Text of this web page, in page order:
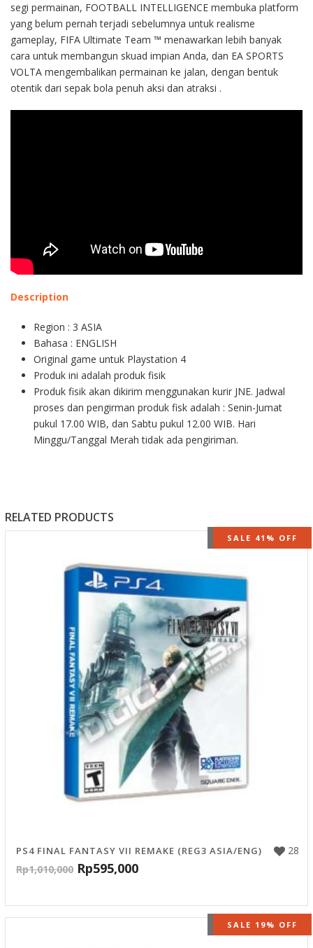
segi permainan, FOOTBALL INTELLIGENCE membuka platform
yang belum pernah terjadi sebelumnya untuk realisme
gameplay, FIFA Ultimate Team ™ menawarkan lebih banyak
cara untuk membangun skuad impian Anda, dan EA SPORTS
VOLTA mengembalikan permainan ke jalan, dengan bentuk
otentik dari sepak bola penuh aksi dan atraksi .
Description
Region : 3 ASIA
Bahasa : ENGLISH
Original game untuk Playstation 4
Produk ini adalah produk fisik
Produk fisik akan dikirim menggunakan kurir JNE. Jadwal
proses dan pengirman produk fisk adalah : Senin-Jumat
pukul 17.00 WIB, dan Sabtu pukul 12.00 WIB. Hari
Minggu/Tanggal Merah tidak ada pengiriman.
RELATED PRODUCTS
OUT OF STOCK
SALE 41% OFF
28
PS4 FINAL FANTASY VII REMAKE (REG3 ASIA/ENG)
Rp1,010,000 Rp595,000
OUT OF STOCK
SALE 19% OFF